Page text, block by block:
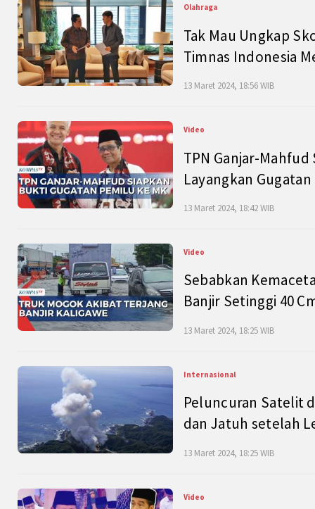
Olahraga
Tak Mau Ungkap
Timnas Indonesia
13 Maret 2024, 18:56 WIB
Video
TPN Ganjar-
Layangkan
13 Maret 2024, 18:42 WIB
Video
Sebabkan
Banjir Setinggi 40
13 Maret 2024, 18:25 WIB
Internasional
Peluncuran Satelit
dan Jatuh setelah
13 Maret 2024, 18:25 WIB
Video